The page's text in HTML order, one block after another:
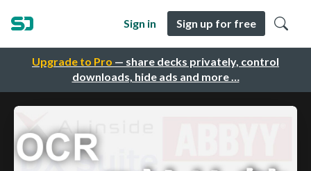
Upgrade to Pro — share decks privately, control
downloads, hide ads and more …
Sign in Sign up for free